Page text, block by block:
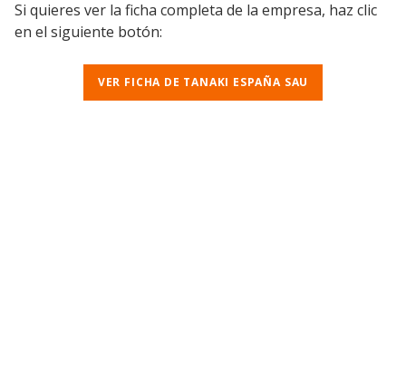
Si quieres ver la ficha completa de la empresa, haz clic
en el siguiente botón:
VER FICHA DE TANAKI ESPAÑA SAU